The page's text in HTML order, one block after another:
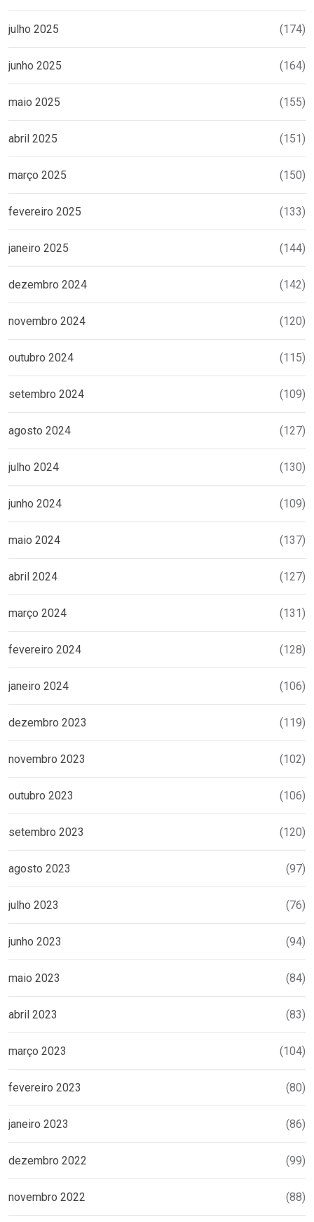
julho 2025 (174)
junho 2025 (164)
maio 2025 (155)
abril 2025 (151)
março 2025 (150)
fevereiro 2025 (133)
janeiro 2025 (144)
dezembro 2024 (142)
novembro 2024 (120)
outubro 2024 (115)
setembro 2024 (109)
agosto 2024 (127)
julho 2024 (130)
junho 2024 (109)
maio 2024 (137)
abril 2024 (127)
março 2024 (131)
fevereiro 2024 (128)
janeiro 2024 (106)
dezembro 2023 (119)
novembro 2023 (102)
outubro 2023 (106)
setembro 2023 (120)
agosto 2023 (97)
julho 2023 (76)
junho 2023 (94)
maio 2023 (84)
abril 2023 (83)
março 2023 (104)
fevereiro 2023 (80)
janeiro 2023 (86)
dezembro 2022 (99)
novembro 2022 (88)